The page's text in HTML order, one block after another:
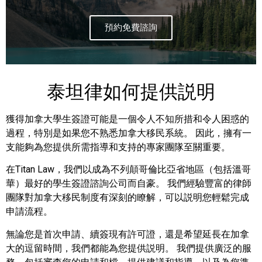
預約免費諮詢
泰坦律如何提供説明
獲得加拿大學生簽證可能是一個令人不知所措和令人困惑的
過程，特別是如果您不熟悉加拿大移民系統。 因此，擁有一
支能夠為您提供所需指導和支持的專家團隊至關重要。
在Titan Law，我們以成為不列顛哥倫比亞省地區（包括溫哥
華）最好的學生簽證諮詢公司而自豪。 我們經驗豐富的律師
團隊對加拿大移民制度有深刻的瞭解，可以説明您輕鬆完成
申請流程。
無論您是首次申請、續簽現有許可證，還是希望延長在加拿
大的逗留時間，我們都能為您提供説明。 我們提供廣泛的服